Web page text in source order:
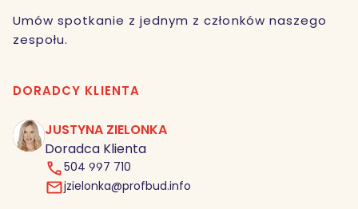
Umów spotkanie z jednym z członków naszego
zespołu.
DORADCY KLIENTA
JZ
JUSTYNA ZIELONKA
Doradca Klienta
504 997 710
jzielonka@profbud.info